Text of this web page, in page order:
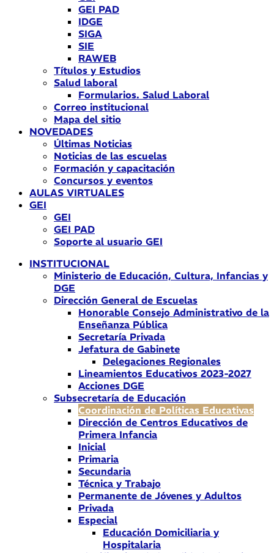
GEI PAD
IDGE
SIGA
SIE
RAWEB
Títulos y Estudios
Salud laboral
Formularios. Salud Laboral
Correo institucional
Mapa del sitio
NOVEDADES
Últimas Noticias
Noticias de las escuelas
Formación y capacitación
Concursos y eventos
AULAS VIRTUALES
GEI
GEI
GEI PAD
Soporte al usuario GEI
INSTITUCIONAL
Ministerio de Educación, Cultura, Infancias y
DGE
Dirección General de Escuelas
Honorable Consejo Administrativo de la
Enseñanza Pública
Secretaría Privada
Jefatura de Gabinete
Delegaciones Regionales
Lineamientos Educativos 2023-2027
Acciones DGE
Subsecretaría de Educación
Coordinación de Políticas Educativas
Dirección de Centros Educativos de
Primera Infancia
Inicial
Primaria
Secundaria
Técnica y Trabajo
Permanente de Jóvenes y Adultos
Privada
Especial
Educación Domiciliaria y
Hospitalaria